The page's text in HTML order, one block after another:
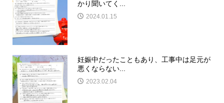
かり聞いてく...
2024.01.15
妊娠中だったこともあり、工事中は足元が
悪くならない...
2023.02.04